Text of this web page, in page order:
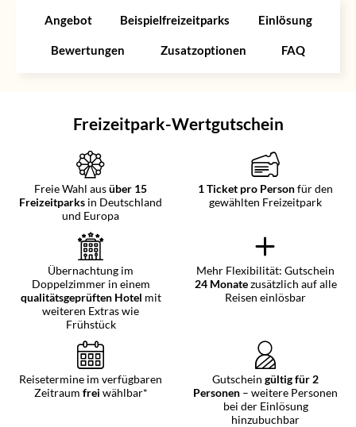
Angebot Beispielfreizeitparks Einlösung
Bewertungen Zusatzoptionen FAQ
Freizeitpark-Wertgutschein
Freie Wahl ausüber 15
Freizeitparks in Deutschland
und Europa
1 Ticket pro Personfür den
gewählten Freizeitpark
Übernachtung im
Doppelzimmer in einem
qualitätsgeprüften Hotel mit
weiteren Extras wie
Frühstück
Mehr Flexibilität: Gutschein
24 Monatezusätzlich auf alle
Reisen einlösbar
Reisetermine im verfügbaren
Zeitraum frei wählbar*
Gutschein gültig für 2
Personen – weitere Personen
bei der Einlösung
hinzubuchbar